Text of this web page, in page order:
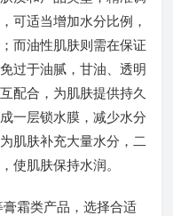
可适当增加水分比例，
而油性肌肤则需在保证
过于油腻，甘油、透明
配合，为肌肤提供持久
一层锁水膜，减少水分
肌肤补充大量水分，二
使肌肤保持水润。
霜类产品，选择合适